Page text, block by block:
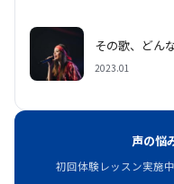
その歌、どん
2023.01
声の悩
初回体験レッスン実施